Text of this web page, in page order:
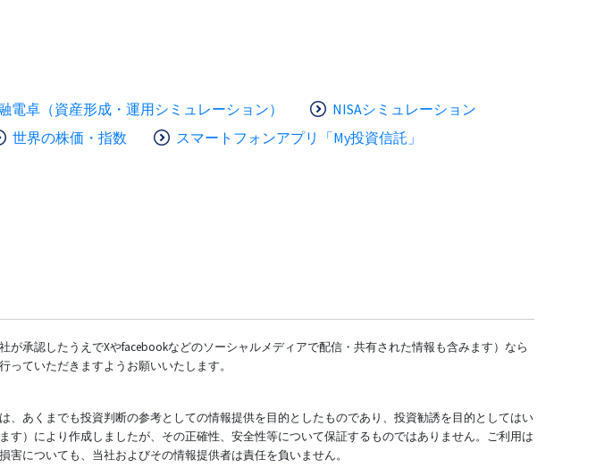
電卓（資産形成・運用シミュレーション）
NISAシミュレーション
世界の株価・指数 スマートフォンアプリ「My投資信託」
承認したうえでXやfacebookなどのソーシャルメディアで配信・共有された情報も含みます）なら
ていただきますようお願いいたします。
あくまでも投資判断の参考としての情報提供を目的としたものであり、投資勧誘を目的としてはい
）により作成しましたが、その正確性、安全性等について保証するものではありません。ご利用は
についても、当社およびその情報提供者は責任を負いません。